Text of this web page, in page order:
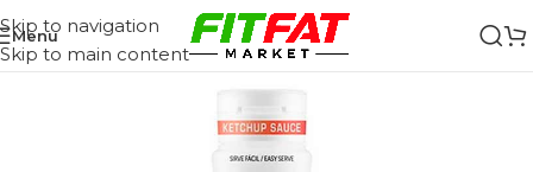
Skip to navigation
Skip to main content
Menu